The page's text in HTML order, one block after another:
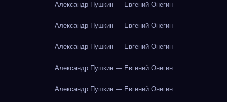
Александр Пушкин — Евгений Онегин
Александр Пушкин — Евгений Онегин
Александр Пушкин — Евгений Онегин
Александр Пушкин — Евгений Онегин
Александр Пушкин — Евгений Онегин